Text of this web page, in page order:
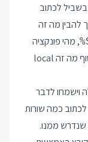
בשביל לכתוב
להבין מה זה
, מהי פונקציה
אנונימית ולכן גם מהו Reference לפונקציה ובסוף מה זה local
וישמחו לדבר
כמה שורות
שנדרש ממנו.